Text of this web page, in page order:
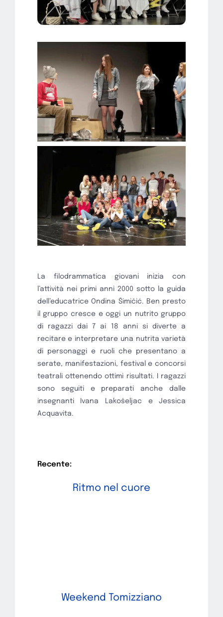
La filodrammatica giovani inizia con
l’attività nei primi anni 2000 sotto la guida
dell’educatrice Ondina Šimičić. Ben presto
il gruppo cresce e oggi un nutrito gruppo
di ragazzi dai 7 ai 18 anni si diverte a
recitare e interpretare una nutrita varietà
di personaggi e ruoli che presentano a
serate, manifestazioni, festival e concorsi
teatrali ottenendo ottimi risultati. I ragazzi
sono seguiti e preparati anche dalle
insegnanti Ivana Lakošeljac e Jessica
Acquavita.
Recente:
Ritmo nel cuore
Weekend Tomizziano